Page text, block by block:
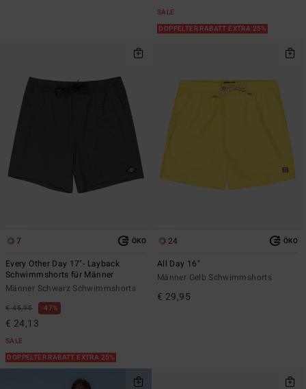
SALE
DOPPELTER RABATT EXTRA 25%
7 ÖKO
Every Other Day 17"- Layback
Schwimmshorts für Männer
Männer Schwarz Schwimmshorts
€ 45,95 47%
€ 24,13
SALE
DOPPELTER RABATT EXTRA 25%
24 ÖKO
All Day 16"
Männer Gelb Schwimmshorts
€ 29,95